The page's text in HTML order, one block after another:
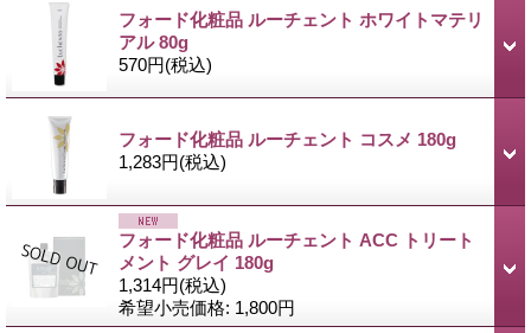
フォード化粧品 ルーチェント ホワイトマテリ
アル 80g
570円(税込)
フォード化粧品 ルーチェント コスメ 180g
1,283円(税込)
フォード化粧品 ルーチェント ACC トリート
メント グレイ 180g
1,314円(税込)
希望小売価格: 1,800円